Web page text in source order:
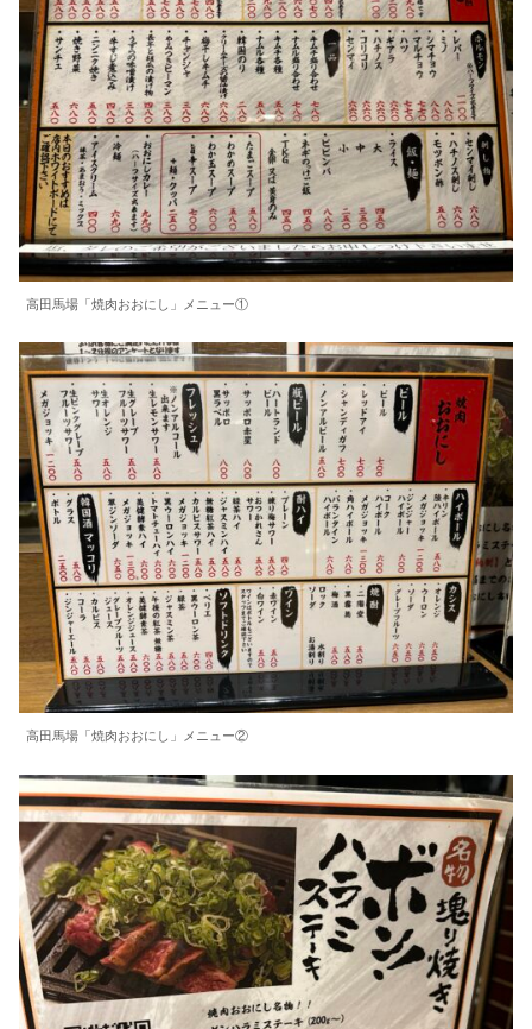
高田馬場「焼肉おおにし」メニュー①
高田馬場「焼肉おおにし」メニュー②